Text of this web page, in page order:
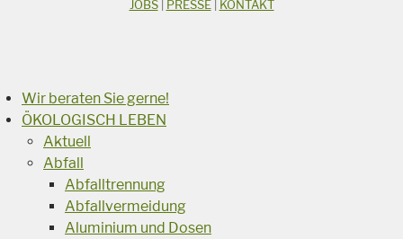
JOBS| PRESSE| KONTAKT
Wir beraten Sie gerne!
ÖKOLOGISCH LEBEN
Aktuell
Abfall
Abfalltrennung
Abfallvermeidung
Aluminium und Dosen